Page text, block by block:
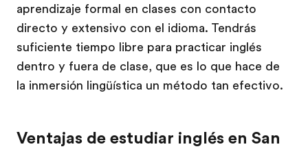
aprendizaje formal en clases con contacto
directo y extensivo con el idioma. Tendrás
suficiente tiempo libre para practicar inglés
dentro y fuera de clase, que es lo que hace de
la inmersión lingüística un método tan efectivo.
Ventajas de estudiar inglés en San